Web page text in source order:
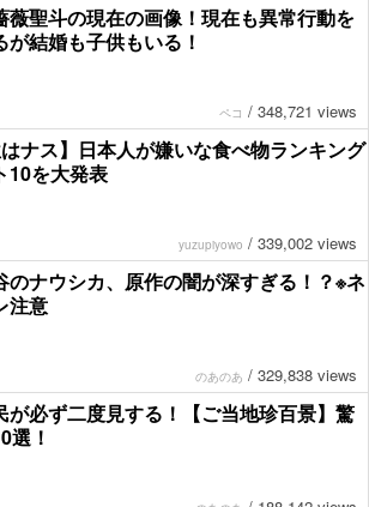
薇聖斗の現在の画像！現在も異常行動を
が結婚も子供もいる！
ペコ / 348,721 views
はナス】日本人が嫌いな食べ物ランキング
10を大発表
yuzupiyowo / 339,002 views
のナウシカ、原作の闇が深すぎる！？※ネ
注意
のあのあ / 329,838 views
が必ず二度見する！【ご当地珍百景】驚
選！